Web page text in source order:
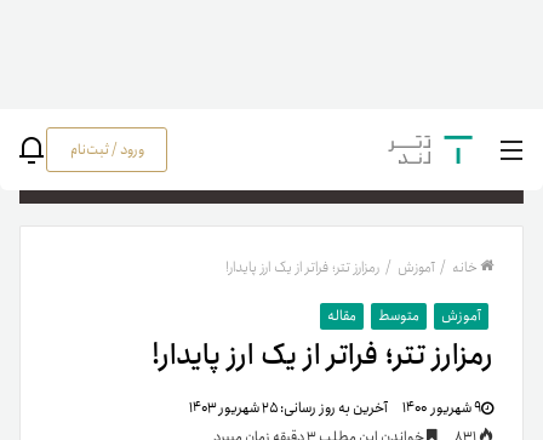
ورود / ثبت‌نام
خانه / آموزش / رمزارز تتر؛ فراتر از یک ارز پایدار!
آموزش متوسط مقاله
رمزارز تتر؛ فراتر از یک ارز پایدار!
۹ شهریور ۱۴۰۰ آخرین به روز رسانی:۲۵ شهریور ۱۴۰۳